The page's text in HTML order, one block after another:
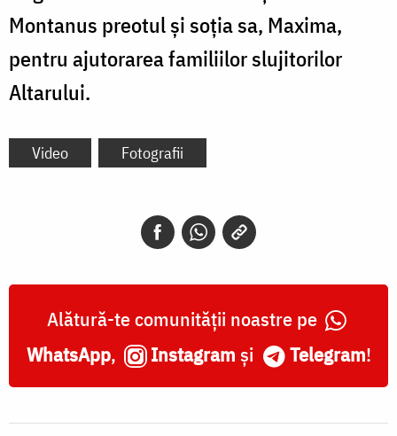
Montanus preotul și soția sa, Maxima,
pentru ajutorarea familiilor slujitorilor
Altarului.
Video Fotografii
Alătură-te comunității noastre pe
WhatsApp, Instagram și Telegram!